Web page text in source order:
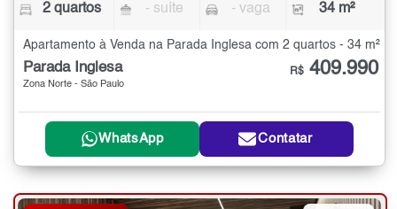
2 quartos - suíte - vaga 34 m²
Apartamento à Venda na Parada Inglesa com 2 quartos - 34 m²
Parada Inglesa
Zona Norte - São Paulo
R$ 409.990
WhatsApp Contatar